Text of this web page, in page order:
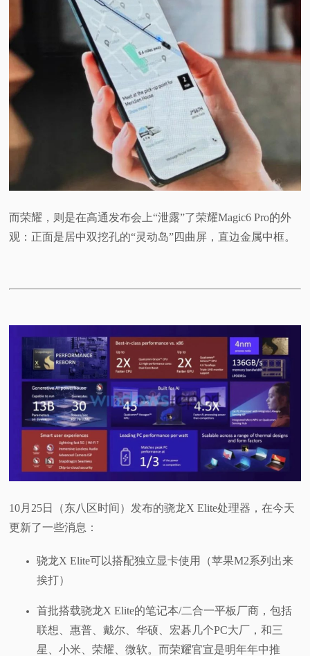
而荣耀，则是在高通发布会上“泄露”了荣耀Magic6 Pro的外
观：正面是居中双挖孔的“灵动岛”四曲屏，直边金属中框。
10月25日（东八区时间）发布的骁龙X Elite处理器，在今天
更新了一些消息：
骁龙X Elite可以搭配独立显卡使用（苹果M2系列出来
挨打）
首批搭载骁龙X Elite的笔记本/二合一平板厂商，包括
联想、惠普、戴尔、华硕、宏碁几个PC大厂，和三
星、小米、荣耀、微软。而荣耀官宣是明年年中推